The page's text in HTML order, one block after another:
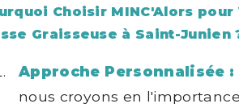
Choisir MINC'Alors
Graisseuse à Saint-Junien
Approche Personnalisée :
nous croyons en